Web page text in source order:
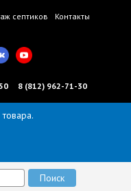
септиков
Контакты
8 (812) 962-71-30